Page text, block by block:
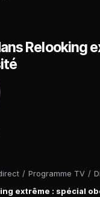
/ Programme TV /
extrême : spécial
Relooking